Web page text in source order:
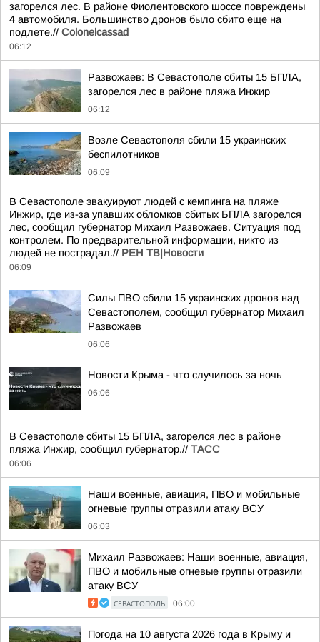
загорелся лес. В районе Фиолентовского шоссе повреждены
4 автомобиля. Большинство дронов было сбито еще на
подлете.// Colonelcassad
06:12
Развожаев: В Севастополе сбиты 15 БПЛА,
загорелся лес в районе пляжа Инжир
06:12
Возле Севастополя сбили 15 украинских
беспилотников
06:09
В Севастополе эвакуируют людей с кемпинга на пляже
Инжир, где из-за упавших обломков сбитых БПЛА загорелся
лес, сообщил губернатор Михаил Развожаев. Ситуация под
контролем. По предварительной информации, никто из
людей не пострадал.// РЕН ТВ|Новости
06:09
Силы ПВО сбили 15 украинских дронов над
Севастополем, сообщил губернатор Михаил
Развожаев
06:06
Новости Крыма - что случилось за ночь
06:06
В Севастополе сбиты 15 БПЛА, загорелся лес в районе
пляжа Инжир, сообщил губернатор.// ТАСС
06:06
Наши военные, авиация, ПВО и мобильные
огневые группы отразили атаку ВСУ
06:03
Михаил Развожаев: Наши военные, авиация,
ПВО и мобильные огневые группы отразили
атаку ВСУ
СЕВАСТОПОЛЬ 06:00
Погода на 10 августа 2026 года в Крыму и